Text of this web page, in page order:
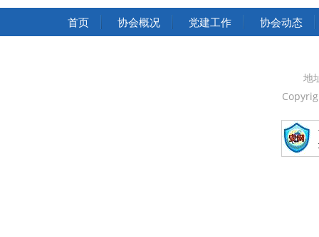
首页 协会概况 党建工作 协会动态
地